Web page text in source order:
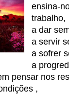
ensina-
trabalho,
a dar
a servir
a sofrer
a
pensar nos
,